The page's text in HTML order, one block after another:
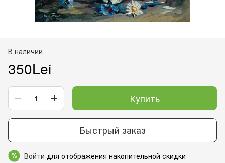
В наличии
350Lei
Купить
Быстрый заказ
% Войти для отображения накопительной скидки